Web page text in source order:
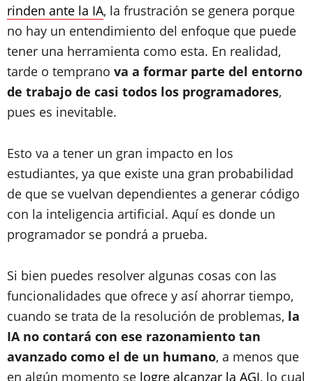
rinden ante la IA, la frustración se genera porque
no hay un entendimiento del enfoque que puede
tener una herramienta como esta. En realidad,
tarde o temprano va a formar parte del entorno
de trabajo de casi todos los programadores,
pues es inevitable.
Esto va a tener un gran impacto en los
estudiantes, ya que existe una gran probabilidad
de que se vuelvan dependientes a generar código
con la inteligencia artificial. Aquí es donde un
programador se pondrá a prueba.
Si bien puedes resolver algunas cosas con las
funcionalidades que ofrece y así ahorrar tiempo,
cuando se trata de la resolución de problemas, la
IA no contará con ese razonamiento tan
avanzado como el de un humano, a menos que
en algún momento se logre alcanzar la AGI, lo cual